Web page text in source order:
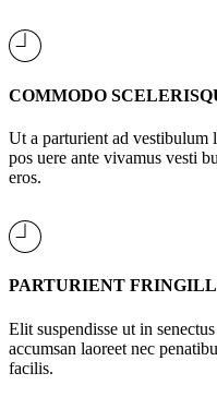
COMMODO
Ut a parturient ad vestibulum
pos uere ante vivamus vesti
eros.
PARTURIENT
Elit suspendisse ut in
accumsan laoreet nec
facilis.